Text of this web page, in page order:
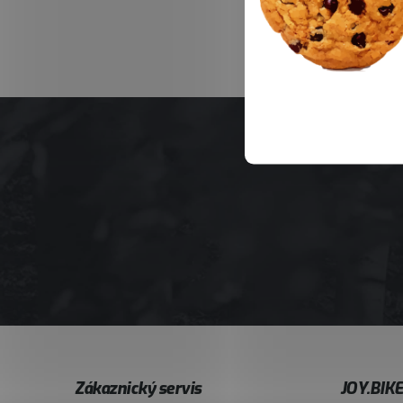
Zákaznický servis JOY.BIKE